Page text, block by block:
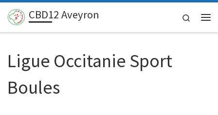
Passer au contenu
CBD12 Aveyron
Search
Ligue Occitanie Sport
Boules